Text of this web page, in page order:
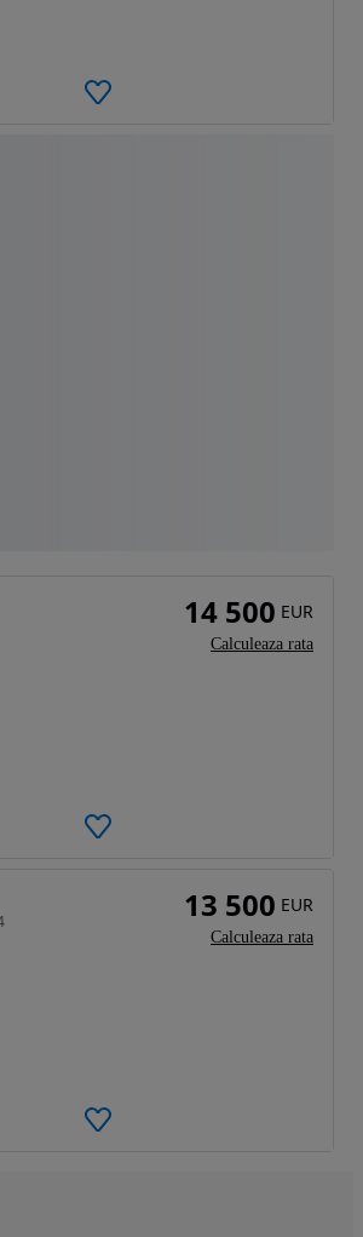
14 500 EUR
Calculeaza rata
13 500 EUR
Calculeaza rata